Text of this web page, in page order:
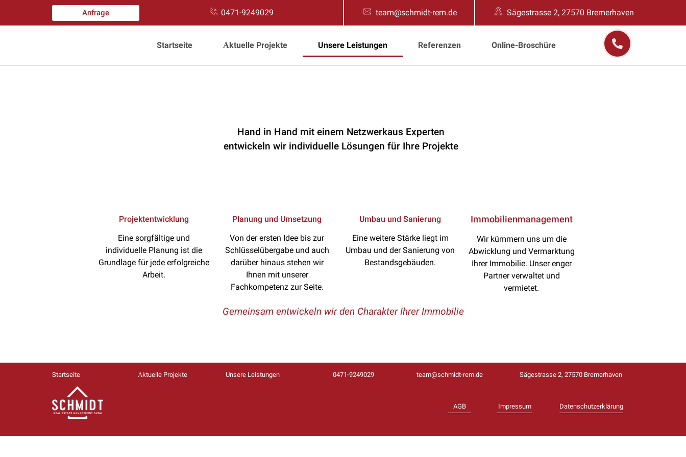
Anfrage 0471-9249029 team@schmidt-rem.de Sägestrasse 2, 27570 Bremerhaven
Startseite Аktuelle Projekte Unsere Leistungen Referenzen Online-Broschüre
Hand in Hand mit einem Netzwerkaus Experten
entwickeln wir individuelle Lösungen für Ihre Projekte
Projektentwicklung
Eine sorgfältige und
individuelle Planung ist die
Grundlage für jede erfolgreiche
Arbeit.
Planung und Umsetzung
Von der ersten Idee bis zur
Schlüsselübergabe und auch
darüber hinaus stehen wir
Ihnen mit unserer
Fachkompetenz zur Seite.
Umbau und Sanierung
Eine weitere Stärke liegt im
Umbau und der Sanierung von
Bestandsgebäuden.
Immobilienmanagement
Wir kümmern uns um die
Abwicklung und Vermarktung
Ihrer Immobilie. Unser enger
Partner verwaltet und
vermietet.
Gemeinsam entwickeln wir den Charakter Ihrer Immobilie
Startseite Аktuelle Projekte Unsere Leistungen 0471-9249029 team@schmidt-rem.de Sägestrasse 2, 27570 Bremerhaven
AGB Impressum Datenschutzerklärung